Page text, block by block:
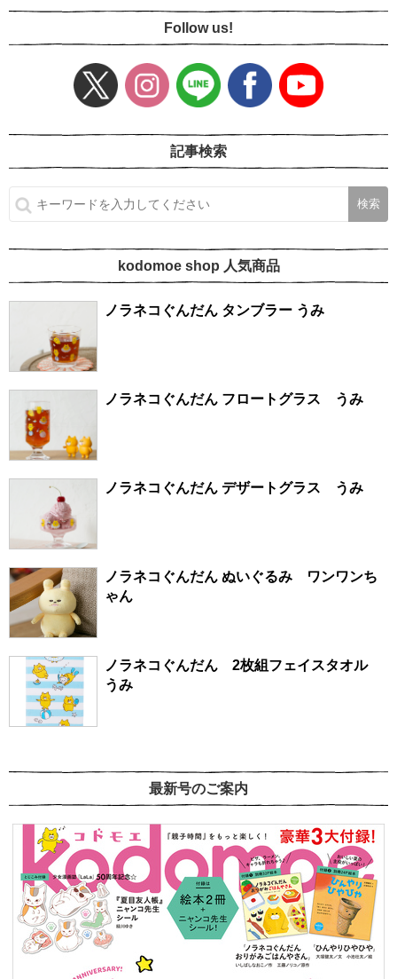
Follow us!
記事検索
kodomoe shop 人気商品
ノラネコぐんだん タンブラー うみ
ノラネコぐんだん フロートグラス うみ
ノラネコぐんだん デザートグラス うみ
ノラネコぐんだん ぬいぐるみ ワンワンち
ゃん
ノラネコぐんだん 2枚組フェイスタオル
うみ
最新号のご案内